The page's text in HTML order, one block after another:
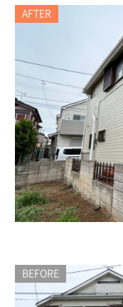
AFTER
BEFORE